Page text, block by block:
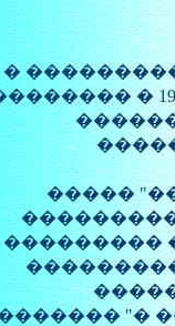
�
�
�����
"�